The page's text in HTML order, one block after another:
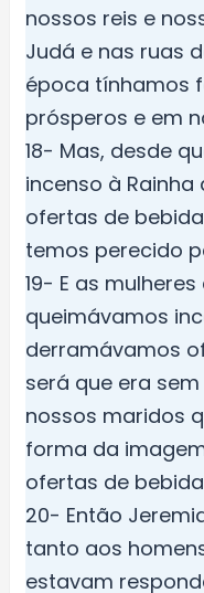
nossos reis e
Judá e nas ruas
época tínhamos
prósperos e em
18- Mas, desde
incenso à
ofertas de
temos perecido
19- E as
queimávamos
derramávamos
será que era
nossos maridos
forma da
ofertas de
20- Então
tanto aos
estavam